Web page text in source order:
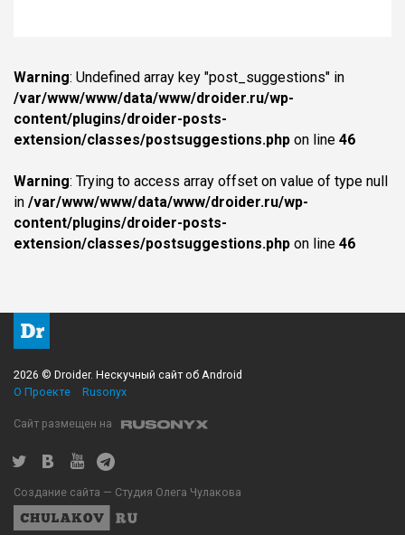
Warning: Undefined array key "post_suggestions" in
/var/www/www/data/www/droider.ru/wp-
content/plugins/droider-posts-
extension/classes/postsuggestions.php on line 46
Warning: Trying to access array offset on value of type null
in /var/www/www/data/www/droider.ru/wp-
content/plugins/droider-posts-
extension/classes/postsuggestions.php on line 46
2026 © Droider. Нескучный сайт об Android
О Проекте
Rusonyx
Сайт размещен на
Создание сайта — Студия Олега Чулакова